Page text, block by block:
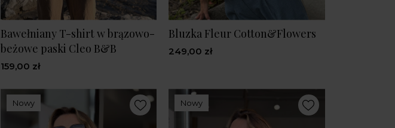
Bawełniany T-shirt w brązowo-
beżowe paski Cleo B&B
159,00 zł
Bluzka Fleur Cotton&Flowers
249,00 zł
Nowy Nowy